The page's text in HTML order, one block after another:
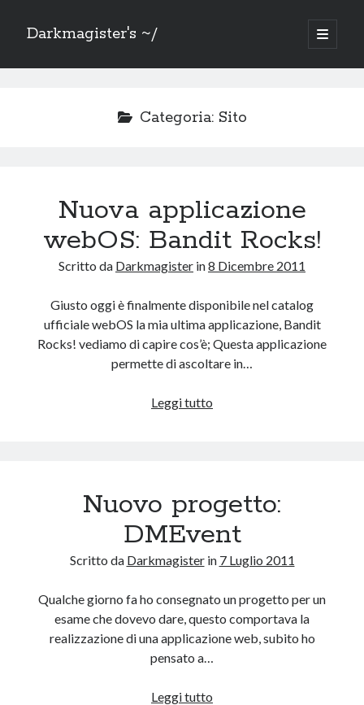
Darkmagister's ~/
apri
menu
Barra
Mercatino
Sezione dedicata alla svendita di oggetti che ho: doppi, non uso più o
Vai alMercatino
Grazie a
Categoria: Sito
Nuova applicazione
webOS: Bandit Rocks!
Scritto da Darkmagister in8 Dicembre 2011
Giusto oggi è finalmente disponibile nel catalog
ufficiale webOS la mia ultima applicazione, Bandit
Rocks! vediamo di capire cos’è; Questa applicazione
permette di ascoltare in…
Leggi tutto
Nuovo progetto:
DMEvent
Scritto da Darkmagisterin 7 Luglio 2011
Qualche giorno fa ho consegnato un progetto per un
esame che dovevo dare, questo comportava la
realizzazione di una applicazione web, subito ho
pensato a…
Leggi tutto